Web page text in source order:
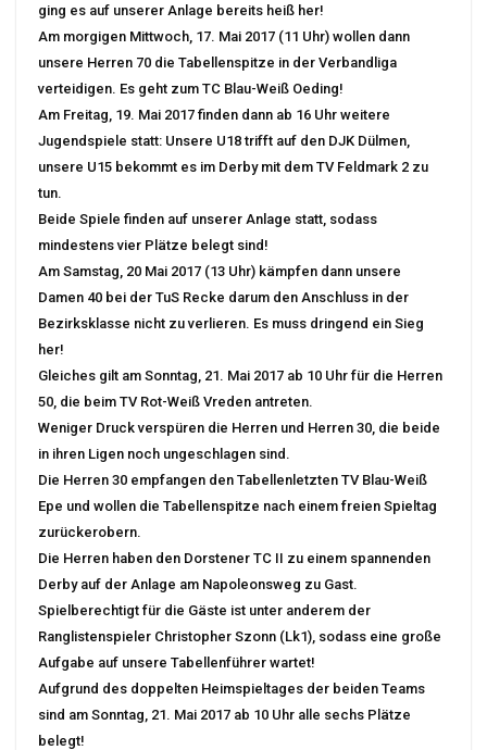
ging es auf unserer Anlage bereits heiß her!
Am morgigen Mittwoch, 17. Mai 2017 (11 Uhr) wollen dann
unsere Herren 70 die Tabellenspitze in der Verbandliga
verteidigen. Es geht zum TC Blau-Weiß Oeding!
Am Freitag, 19. Mai 2017 finden dann ab 16 Uhr weitere
Jugendspiele statt: Unsere U18 trifft auf den DJK Dülmen,
unsere U15 bekommt es im Derby mit dem TV Feldmark 2 zu
tun.
Beide Spiele finden auf unserer Anlage statt, sodass
mindestens vier Plätze belegt sind!
Am Samstag, 20 Mai 2017 (13 Uhr) kämpfen dann unsere
Damen 40 bei der TuS Recke darum den Anschluss in der
Bezirksklasse nicht zu verlieren. Es muss dringend ein Sieg
her!
Gleiches gilt am Sonntag, 21. Mai 2017 ab 10 Uhr für die Herren
50, die beim TV Rot-Weiß Vreden antreten.
Weniger Druck verspüren die Herren und Herren 30, die beide
in ihren Ligen noch ungeschlagen sind.
Die Herren 30 empfangen den Tabellenletzten TV Blau-Weiß
Epe und wollen die Tabellenspitze nach einem freien Spieltag
zurückerobern.
Die Herren haben den Dorstener TC II zu einem spannenden
Derby auf der Anlage am Napoleonsweg zu Gast.
Spielberechtigt für die Gäste ist unter anderem der
Ranglistenspieler Christopher Szonn (Lk1), sodass eine große
Aufgabe auf unsere Tabellenführer wartet!
Aufgrund des doppelten Heimspieltages der beiden Teams
sind am Sonntag, 21. Mai 2017 ab 10 Uhr alle sechs Plätze
belegt!